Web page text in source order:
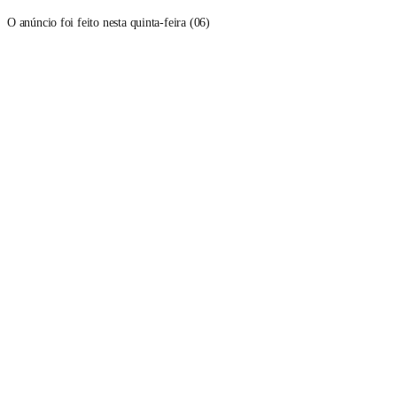
O anúncio foi feito nesta quinta-feira (06)